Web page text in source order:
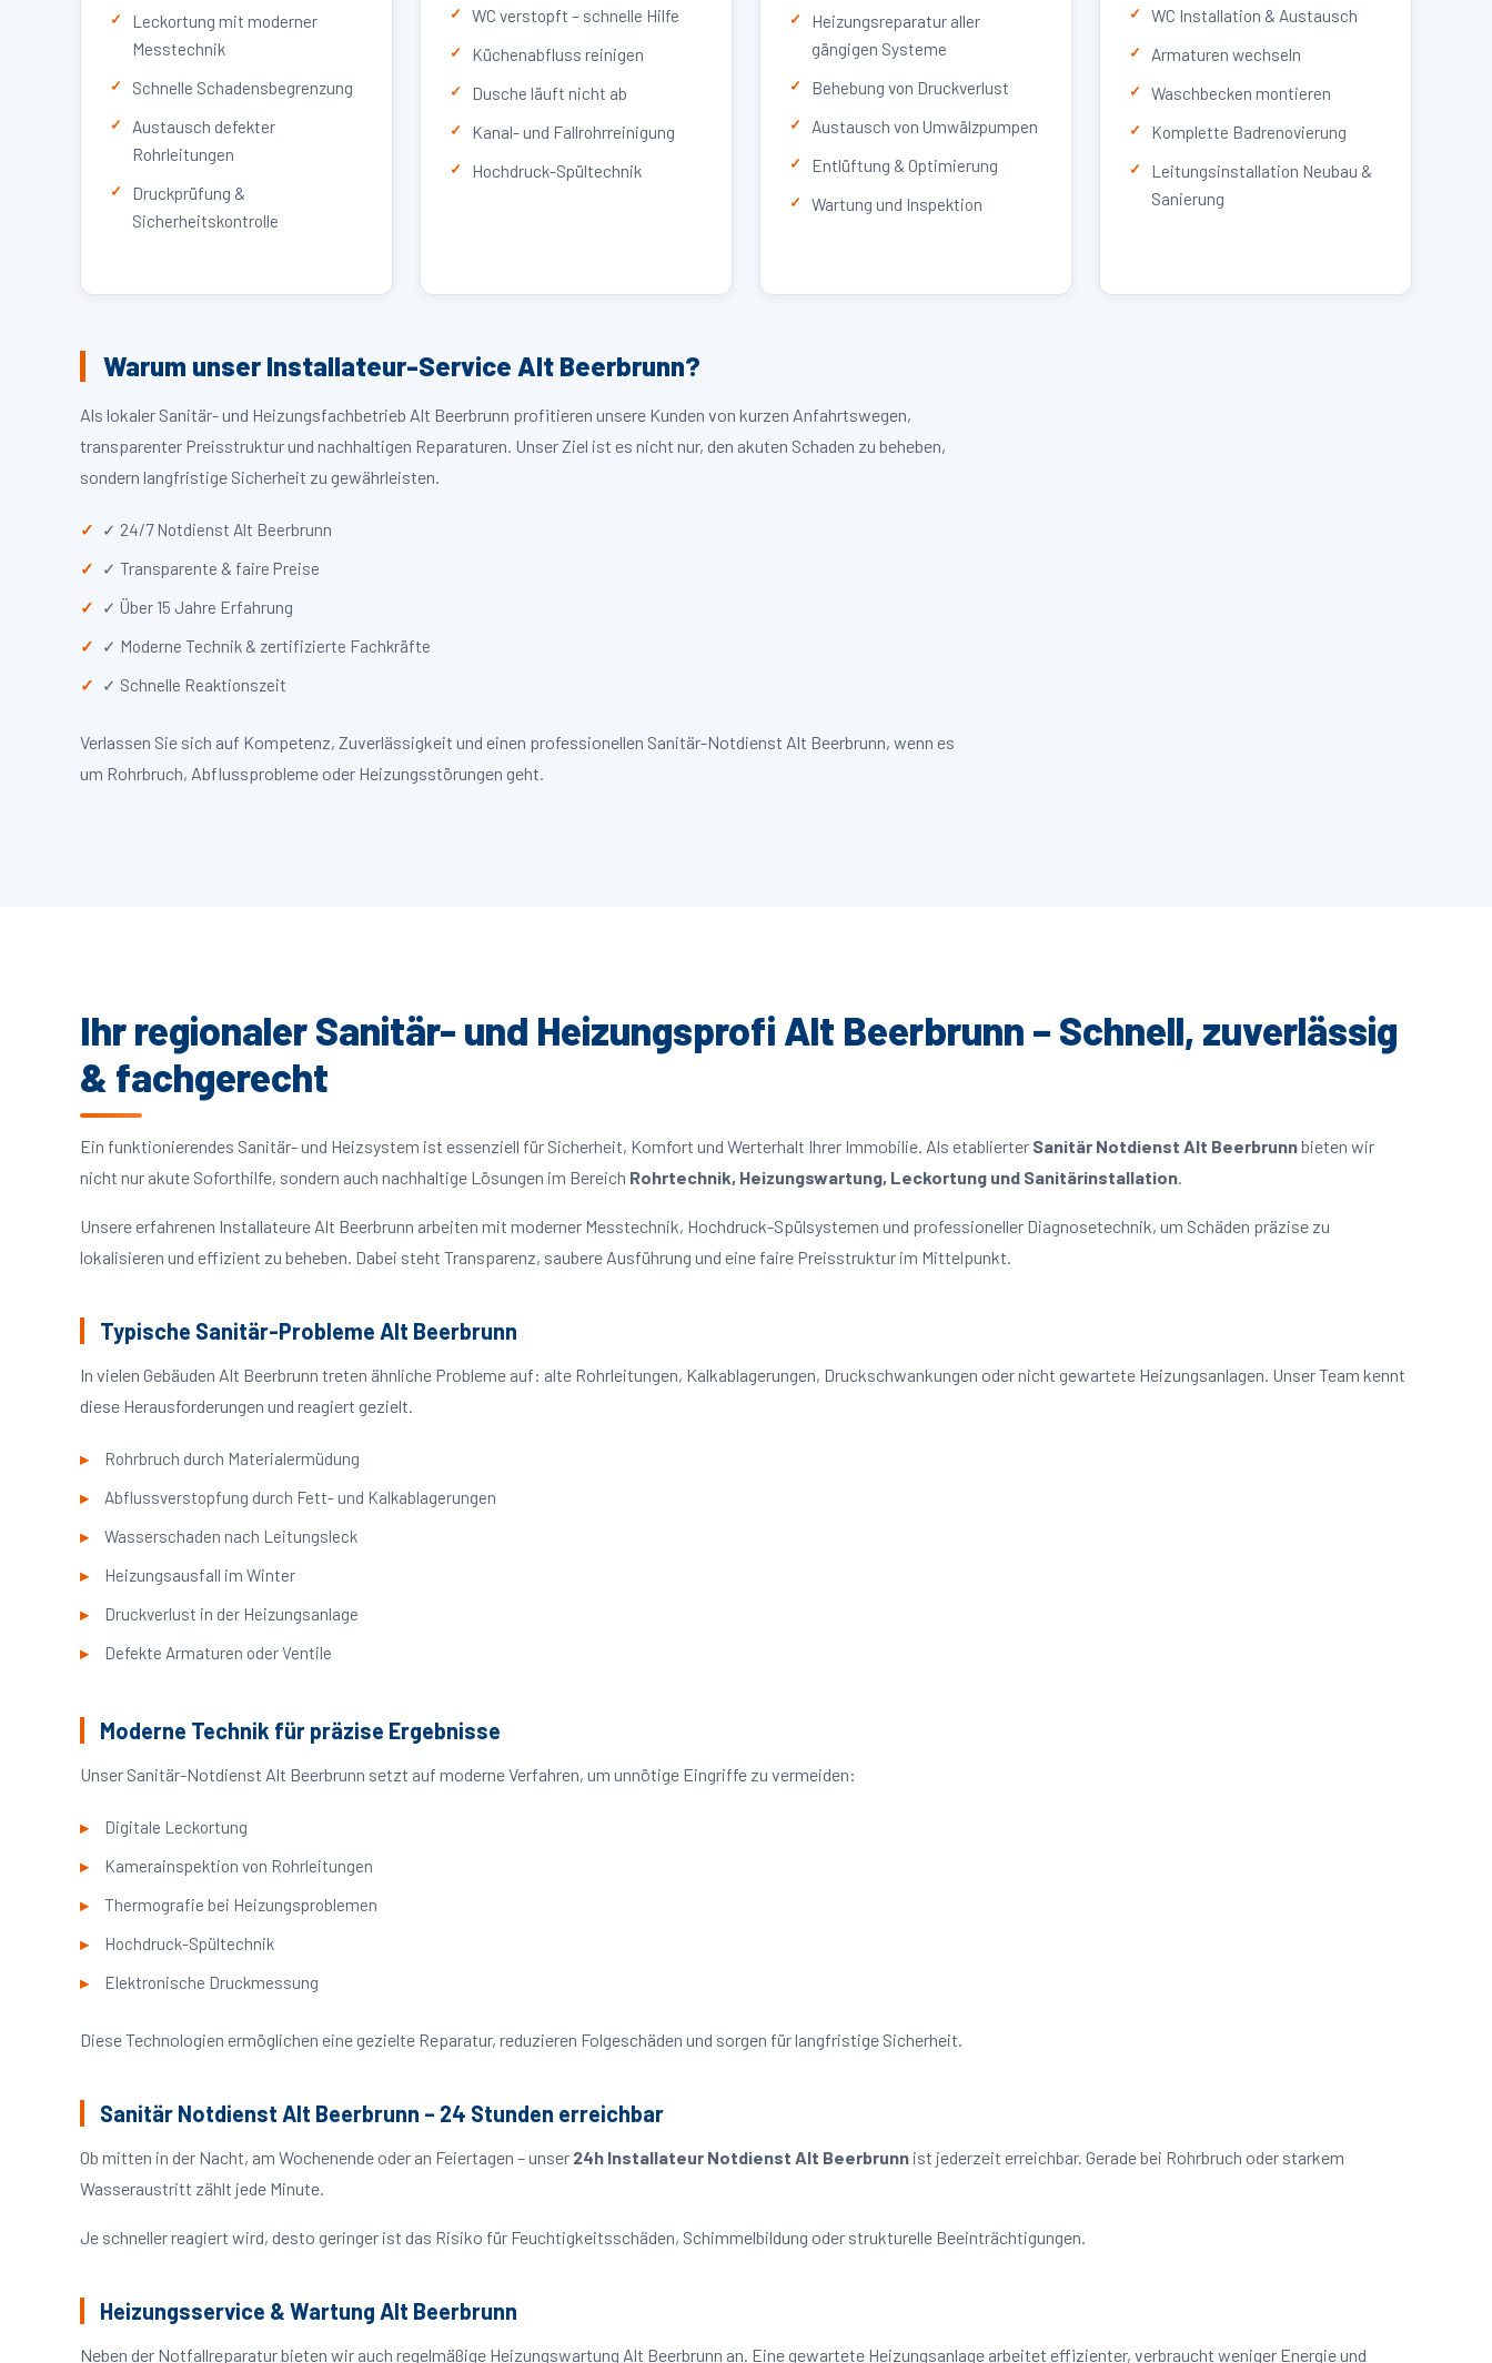
Leckortung mit moderner
Messtechnik
Schnelle Schadensbegrenzung
Austausch defekter
Rohrleitungen
Druckprüfung &
Sicherheitskontrolle
WC verstopft – schnelle Hilfe
Küchenabfluss reinigen
Dusche läuft nicht ab
Kanal- und Fallrohrreinigung
Hochdruck-Spültechnik
Heizungsreparatur aller
gängigen Systeme
Behebung von Druckverlust
Austausch von Umwälzpumpen
Entlüftung & Optimierung
Wartung und Inspektion
WC Installation & Austausch
Armaturen wechseln
Waschbecken montieren
Komplette Badrenovierung
Leitungsinstallation Neubau &
Sanierung
Warum unser Installateur-Service Alt Beerbrunn?
Als lokaler Sanitär- und Heizungsfachbetrieb Alt Beerbrunn profitieren unsere Kunden von kurzen Anfahrtswegen,
transparenter Preisstruktur und nachhaltigen Reparaturen. Unser Ziel ist es nicht nur, den akuten Schaden zu beheben,
sondern langfristige Sicherheit zu gewährleisten.
✓ 24/7 Notdienst Alt Beerbrunn
✓ Transparente & faire Preise
✓ Über 15 Jahre Erfahrung
✓ Moderne Technik & zertifizierte Fachkräfte
✓ Schnelle Reaktionszeit
Verlassen Sie sich auf Kompetenz, Zuverlässigkeit und einen professionellen Sanitär-Notdienst Alt Beerbrunn, wenn es
um Rohrbruch, Abflussprobleme oder Heizungsstörungen geht.
Ihr regionaler Sanitär- und Heizungsprofi Alt Beerbrunn – Schnell, zuverlässig
& fachgerecht
Ein funktionierendes Sanitär- und Heizsystem ist essenziell für Sicherheit, Komfort und Werterhalt Ihrer Immobilie. Als etablierter Sanitär Notdienst Alt Beerbrunnbieten wir
nicht nur akute Soforthilfe, sondern auch nachhaltige Lösungen im Bereich Rohrtechnik, Heizungswartung, Leckortung und Sanitärinstallation.
Unsere erfahrenen Installateure Alt Beerbrunn arbeiten mit moderner Messtechnik, Hochdruck-Spülsystemen und professioneller Diagnosetechnik, um Schäden präzise zu
lokalisieren und effizient zu beheben. Dabei steht Transparenz, saubere Ausführung und eine faire Preisstruktur im Mittelpunkt.
Typische Sanitär-Probleme Alt Beerbrunn
In vielen Gebäuden Alt Beerbrunn treten ähnliche Probleme auf: alte Rohrleitungen, Kalkablagerungen, Druckschwankungen oder nicht gewartete Heizungsanlagen. Unser Team kennt
diese Herausforderungen und reagiert gezielt.
Rohrbruch durch Materialermüdung
Abflussverstopfung durch Fett- und Kalkablagerungen
Wasserschaden nach Leitungsleck
Heizungsausfall im Winter
Druckverlust in der Heizungsanlage
Defekte Armaturen oder Ventile
Moderne Technik für präzise Ergebnisse
Unser Sanitär-Notdienst Alt Beerbrunn setzt auf moderne Verfahren, um unnötige Eingriffe zu vermeiden:
Digitale Leckortung
Kamerainspektion von Rohrleitungen
Thermografie bei Heizungsproblemen
Hochdruck-Spültechnik
Elektronische Druckmessung
Diese Technologien ermöglichen eine gezielte Reparatur, reduzieren Folgeschäden und sorgen für langfristige Sicherheit.
Sanitär Notdienst Alt Beerbrunn – 24 Stunden erreichbar
Ob mitten in der Nacht, am Wochenende oder an Feiertagen – unser 24h Installateur Notdienst Alt Beerbrunn ist jederzeit erreichbar. Gerade bei Rohrbruch oder starkem
Wasseraustritt zählt jede Minute.
Je schneller reagiert wird, desto geringer ist das Risiko für Feuchtigkeitsschäden, Schimmelbildung oder strukturelle Beeinträchtigungen.
Heizungsservice & Wartung Alt Beerbrunn
Neben der Notfallreparatur bieten wir auch regelmäßige Heizungswartung Alt Beerbrunn an. Eine gewartete Heizungsanlage arbeitet effizienter, verbraucht weniger Energie und